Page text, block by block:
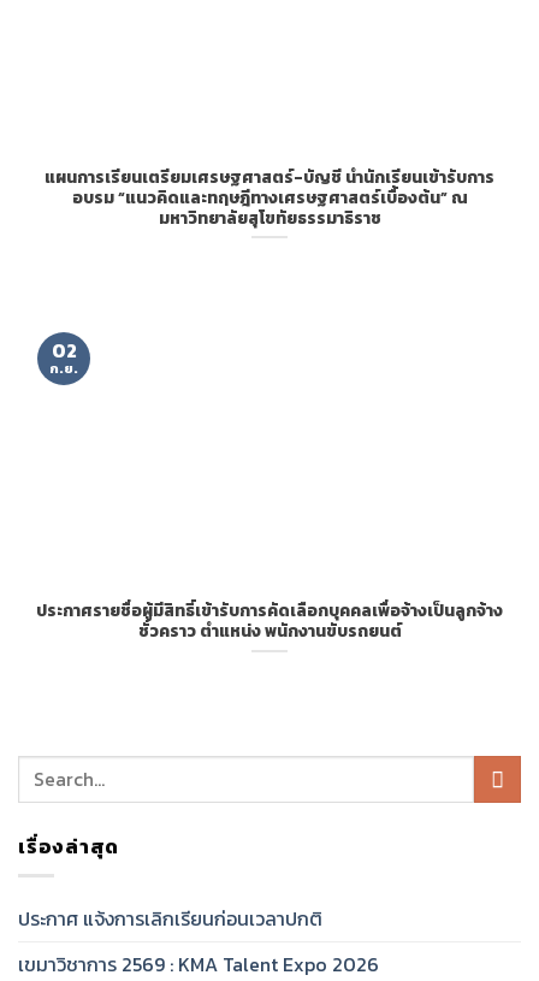
แผนการเรียนเตรียมเศรษฐศาสตร์-บัญชี นำนักเรียนเข้ารับการ
อบรม “แนวคิดและทฤษฎีทางเศรษฐศาสตร์เบื้องต้น” ณ
มหาวิทยาลัยสุโขทัยธรรมาธิราช
ประกาศรายชื่อผู้มีสิทธิ์เข้ารับการคัดเลือกบุคคลเพื่อจ้างเป็นลูกจ้าง
ชั่วคราว ตำแหน่ง พนักงานขับรถยนต์
02
ก.ย.
เรื่องล่าสุด
ประกาศ แจ้งการเลิกเรียนก่อนเวลาปกติ
เขมาวิชาการ 2569 : KMA Talent Expo 2026